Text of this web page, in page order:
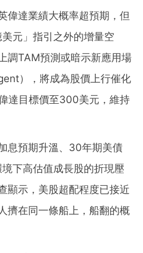
偉達業績大概率超預期，但
元」指引之外的增量空
調TAM預測或暗示新應用場
），將成為股價上行催化
達目標價至300美元，維持
息預期升溫、30年期美債
下高估值成長股的折現壓
顯示，美股超配程度已接近
擠在同一條船上，船翻的概